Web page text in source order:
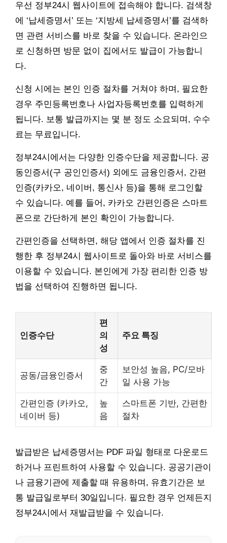
우선 정부24시 웹사이트에 접속해야 합니다. 검색창
에 ‘납세증명서’ 또는 ‘지방세 납세증명서’를 검색하
면 관련 서비스를 바로 찾을 수 있습니다. 온라인으
로 신청하면 방문 없이 집에서도 발급이 가능합니
다.
신청 시에는 본인 인증 절차를 거쳐야 하며, 필요한
경우 주민등록번호나 사업자등록번호를 입력하게
됩니다. 보통 발급까지는 몇 분 정도 소요되며, 수수
료는 무료입니다.
정부24시에서는 다양한 인증수단을 제공합니다. 공
동인증서(구 공인인증서) 외에도 금융인증서, 간편
인증(카카오, 네이버, 통신사 등)을 통해 로그인할
수 있습니다. 예를 들어, 카카오 간편인증은 스마트
폰으로 간단하게 본인 확인이 가능합니다.
간편인증을 선택하면, 해당 앱에서 인증 절차를 진
행한 후 정부24시 웹사이트로 돌아와 바로 서비스를
이용할 수 있습니다. 본인에게 가장 편리한 인증 방
법을 선택하여 진행하면 됩니다.
인증수단
편
의
성
주요 특징
공동/금융인증서
중
간
보안성 높음, PC/모바
일 사용 가능
간편인증 (카카오,
네이버 등)
높
음
스마트폰 기반, 간편한
절차
발급받은 납세증명서는 PDF 파일 형태로 다운로드
하거나 프린트하여 사용할 수 있습니다. 공공기관이
나 금융기관에 제출할 때 유용하며, 유효기간은 보
통 발급일로부터 30일입니다. 필요한 경우 언제든지
정부24시에서 재발급받을 수 있습니다.